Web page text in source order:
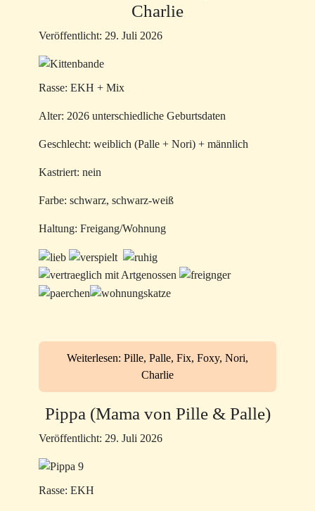
Charlie
Veröffentlicht: 29. Juli 2026
Rasse: EKH + Mix
Alter: 2026 unterschiedliche Geburtsdaten
Geschlecht: weiblich (Palle + Nori) + männlich
Kastriert: nein
Farbe: schwarz, schwarz-weiß
Haltung: Freigang/Wohnung
Weiterlesen: Pille, Palle, Fix, Foxy, Nori,
Charlie
Pippa (Mama von Pille & Palle)
Veröffentlicht: 29. Juli 2026
Rasse: EKH